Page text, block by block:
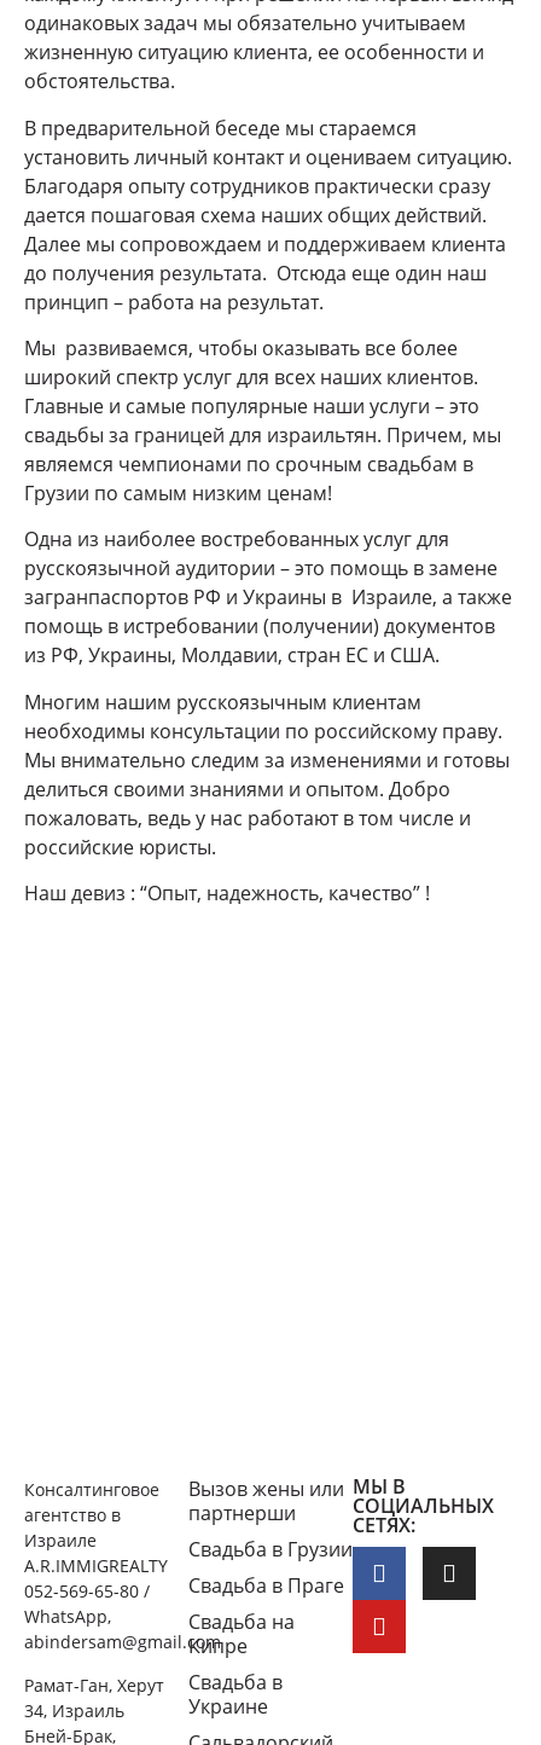
одинаковых задач мы обязательно учитываем
жизненную ситуацию клиента, ее особенности и
обстоятельства.
В предварительной беседе мы стараемся
установить личный контакт и оцениваем ситуацию.
Благодаря опыту сотрудников практически сразу
дается пошаговая схема наших общих действий.
Далее мы сопровождаем и поддерживаем клиента
до получения результата. Отсюда еще один наш
принцип – работа на результат.
Мы развиваемся, чтобы оказывать все более
широкий спектр услуг для всех наших клиентов.
Главные и самые популярные наши услуги – это
свадьбы за границей для израильтян. Причем, мы
являемся чемпионами по срочным свадьбам в
Грузии по самым низким ценам!
Одна из наиболее востребованных услуг для
русскоязычной аудитории – это помощь в замене
загранпаспортов РФ и Украины в Израиле, а также
помощь в истребовании (получении) документов
из РФ, Украины, Молдавии, стран ЕС и США.
Многим нашим русскоязычным клиентам
необходимы консультации по российскому праву.
Мы внимательно следим за изменениями и готовы
делиться своими знаниями и опытом. Добро
пожаловать, ведь у нас работают в том числе и
российские юристы.
Наш девиз : “Опыт, надежность, качество” !
Консалтинговое
агентство в
Израиле
A.R.IMMIGREALTY
052-569-65-80 /
WhatsApp,
abindersam@gmail.com
Рамат-Ган, Херут
34, Израиль
Бней-Брак,
Вызов жены или
партнерши
Свадьба в Грузии
Свадьба в Праге
Свадьба на
Кипре
Свадьба в
Украине
МЫ В
СОЦИАЛЬНЫХ
СЕТЯХ: